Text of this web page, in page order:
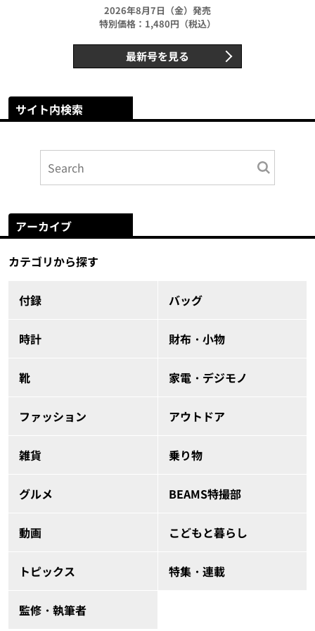
2026年8月7日（金）発売
特別価格：1,480円（税込）
最新号を見る
サイト内検索
アーカイブ
カテゴリから探す
付録 バッグ
時計 財布・小物
靴 家電・デジモノ
ファッション アウトドア
雑貨 乗り物
グルメ BEAMS特撮部
動画 こどもと暮らし
トピックス 特集・連載
監修・執筆者